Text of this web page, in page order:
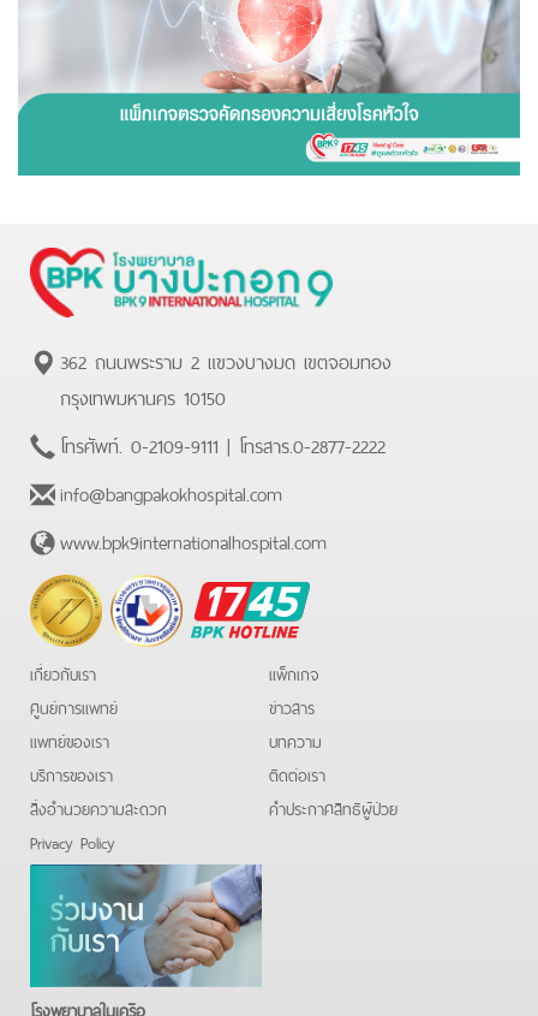
362 ถนนพระราม 2 แขวงบางมด เขตจอมทอง
กรุงเทพมหานคร 10150
โทรศัพท์. 0-2109-9111 | โทรสาร.0-2877-2222
info@bangpakokhospital.com
www.bpk9internationalhospital.com
BPK
Hotline
เกี่ยวกับเรา
ศูนย์การแพทย์
แพทย์ของเรา
บริการของเรา
สิ่งอำนวยความสะดวก
Privacy Policy
แพ็กเกจ
ข่าวสาร
บทความ
ติดต่อเรา
คําประกาศสิทธิผู้ป่วย
โรงพยาบาลในเครือ